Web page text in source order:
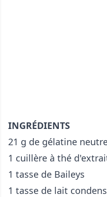
INGRÉDIENTS
21 g de gélatine
1 cuillère à thé
1 tasse de Baileys
1 tasse de lait